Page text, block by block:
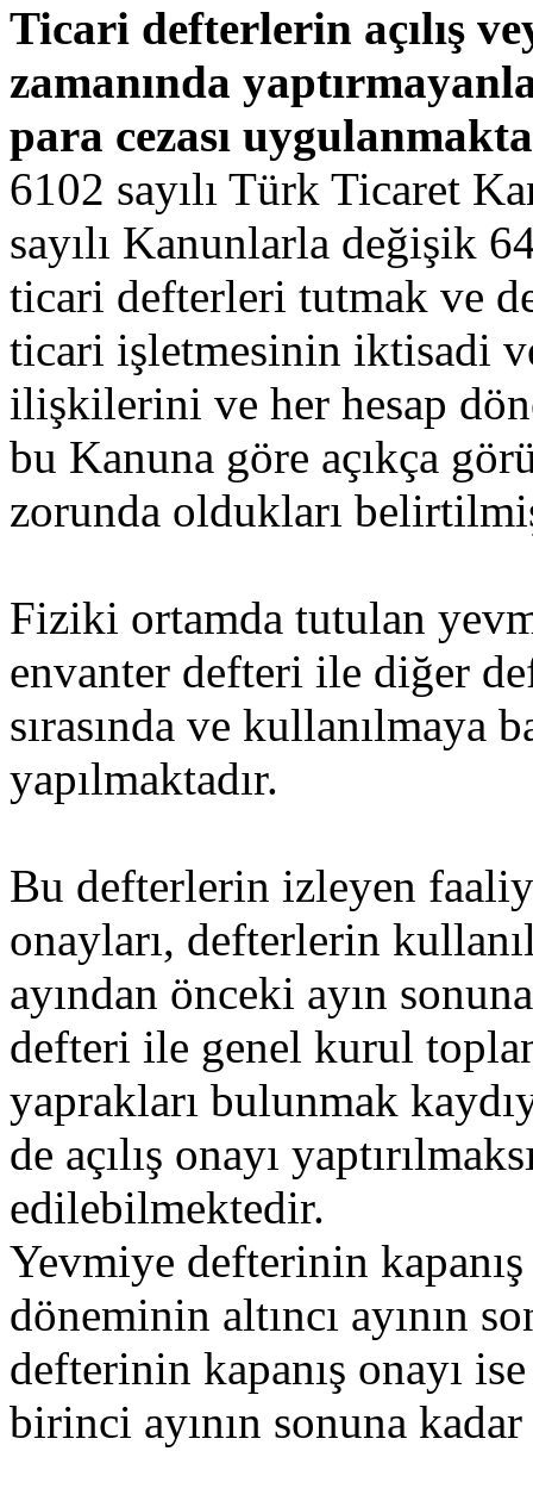
Ticari defterlerin açılış
zamanında
para cezası
6102 sayılı Türk Ticaret
sayılı Kanunlarla değişik
ticari defterleri tutmak ve
ticari işletmesinin iktisadi
ilişkilerini ve her hesap
bu Kanuna göre açıkça
zorunda oldukları
Fiziki ortamda tutulan
envanter defteri ile diğer
sırasında ve kullanılmaya
yapılmaktadır.
Bu defterlerin izleyen
onayları, defterlerin
ayından önceki ayın
defteri ile genel kurul
yaprakları bulunmak
de açılış onayı
edilebilmektedir.
Yevmiye defterinin
döneminin altıncı ayının
defterinin kapanış onayı
birinci ayının sonuna